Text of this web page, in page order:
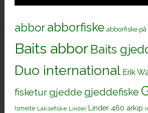
abborabborfiske abborfiske på
Baits abbor Baits
Duo international Erik
fisketurgjedde gjeddefiske
Ismeite Laksefiske Linder Linder 460 arkip